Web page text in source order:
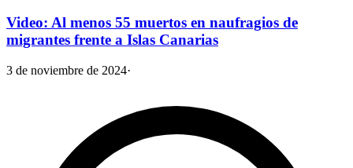
Video: Al menos 55 muertos en naufragios de
migrantes frente a Islas Canarias
3 de noviembre de 2024·